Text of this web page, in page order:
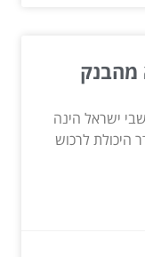
מהבנק
ישראל הינה
היכולת לרכוש